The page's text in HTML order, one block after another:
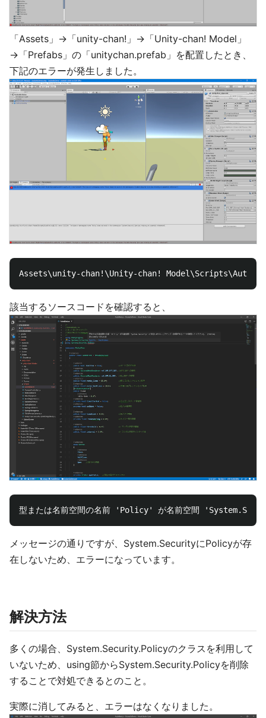
「Assets」→「unity-chan!」→「Unity-chan! Model」
→「Prefabs」の「unitychan.prefab」を配置したとき、
下記のエラーが発生しました。
該当するソースコードを確認すると、
メッセージの通りですが、System.SecurityにPolicyが存
在しないため、エラーになっています。
解決方法
多くの場合、System.Security.Policyのクラスを利用して
いないため、using節からSystem.Security.Policyを削除
することで対処できるとのこと。
実際に消してみると、エラーはなくなりました。